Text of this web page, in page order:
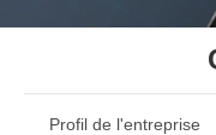
Profil de l'entreprise